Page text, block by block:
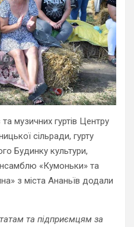
музичних гуртів Центру
сільради, гурту
Будинку культури,
«Кумоньки» та
з міста Ананьїв додали
та підприємцям за